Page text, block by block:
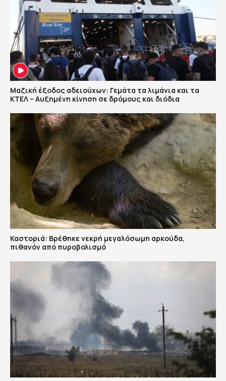
Μαζική έξοδος αδειούχων: Γεμάτα τα λιμάνια και τα
ΚΤΕΛ – Αυξημένη κίνηση σε δρόμους και διόδια
Καστοριά: Βρέθηκε νεκρή μεγαλόσωμη αρκούδα,
πιθανόν από πυροβολισμό